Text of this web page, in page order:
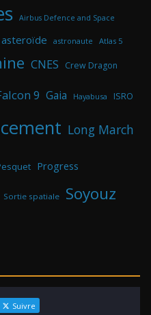
Airbus Defence and Space
asteroïde astronaute Atlas 5
CNES Crew Dragon
9 Gaia Hayabusa ISRO
Long March
Progress
Sortie spatiale Soyouz
Suivre